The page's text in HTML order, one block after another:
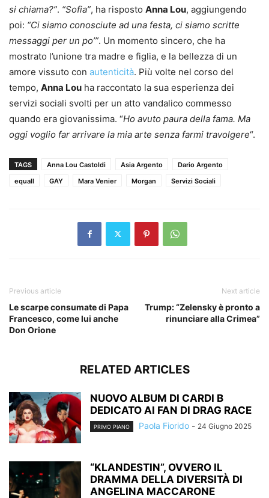
si chiama?”. “Sofia”, ha risposto Anna Lou, aggiungendo
poi: “Ci siamo conosciute ad una festa, ci siamo scritte
messaggi per un po’”. Un momento sincero, che ha
mostrato l’unione tra madre e figlia, e la bellezza di un
amore vissuto con autenticità. Più volte nel corso del
tempo, Anna Lou ha raccontato la sua esperienza dei
servizi sociali svolti per un atto vandalico commesso
quando era giovanissima. “Ho avuto paura della fama. Ma
oggi voglio far arrivare la mia arte senza farmi travolgere“.
TAGS Anna Lou Castoldi Asia Argento
Dario Argento
equall
GAY Mara Venier Morgan Servizi Sociali
Previous article
Le scarpe consumate di Papa
Francesco, come lui anche
Don Orione
Next article
Trump: “Zelensky è pronto a
rinunciare alla Crimea”
RELATED ARTICLES
NUOVO ALBUM DI CARDI B
DEDICATO AI FAN DI DRAG RACE
PRIMO PIANO Paola Fiorido - 24 Giugno 2025
“KLANDESTIN”, OVVERO IL
DRAMMA DELLA DIVERSITÀ DI
ANGELINA MACCARONE